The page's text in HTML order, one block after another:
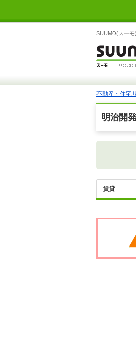
SUUMO(スーモ
不動産・住宅
明治開
賃貸